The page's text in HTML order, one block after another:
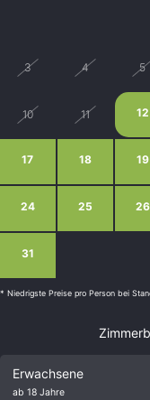
3 4 5
10 11 12
17 18 19
24 25 26
31
* Niedrigste Preise pro Person bei
Erwachsene
ab 18 Jahre